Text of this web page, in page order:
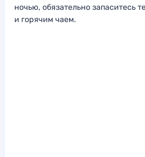
ночью, обязательно запаситесь
и горячим чаем.